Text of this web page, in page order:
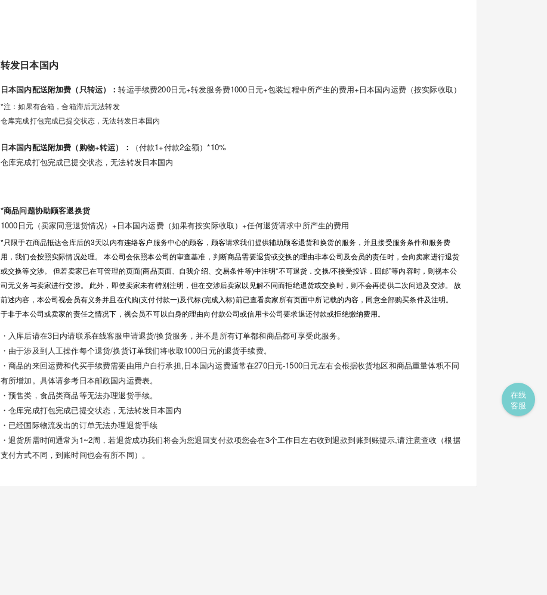
转发日本国内
日本国内配送附加费（只转运）：转运手续费200日元+转发服务费1000日元+包装过程中所产生的费用+日本国内运费（按实际收取）
*注：如果有合箱，合箱滞后无法转发
仓库完成打包完成已提交状态，无法转发日本国内
日本国内配送附加费（购物+转运）：
（付款1+付款2金额）*10%
仓库完成打包完成已提交状态，无法转发日本国内
*商品问题协助顾客退换货
1000日元（卖家同意退货情况）+日本国内运费（如果有按实际收取）+任何退货请求中所产生的费用
*只限于在商品抵达仓库后的3天以内有连络客户服务中心的顾客，顾客请求我们提供辅助顾客退货和换货的服务，并且接受服务条件和服务费
用，我们会按照实际情况处理。 本公司会依照本公司的审查基准，判断商品需要退货或交换的理由非本公司及会员的责任时，会向卖家进行退货
或交换等交涉。 但若卖家已在可管理的页面(商品页面、自我介绍、交易条件等)中注明“不可退货．交换/不接受投诉．回邮”等内容时，则视本公
司无义务与卖家进行交涉。 此外，即使卖家未有特别注明，但在交涉后卖家以见解不同而拒绝退货或交换时，则不会再提供二次问追及交涉。 故
前述内容，本公司视会员有义务并且在代购(支付付款一)及代标(完成入标)前已查看卖家所有页面中所记载的内容，同意全部购买条件及注明。
于非于本公司或卖家的责任之情况下，视会员不可以自身的理由向付款公司或信用卡公司要求退还付款或拒绝缴纳费用。
・入库后请在3日内请联系在线客服申请退货/换货服务，并不是所有订单都和商品都可享受此服务。
・由于涉及到人工操作每个退货/换货订单我们将收取1000日元的退货手续费。
・商品的来回运费和代买手续费需要由用户自行承担,日本国内运费通常在270日元-1500日元左右会根据收货地区和商品重量体积不同
有所增加。具体请参考日本邮政国内运费表。
・预售类，食品类商品等无法办理退货手续。
・仓库完成打包完成已提交状态，无法转发日本国内
・已经国际物流发出的订单无法办理退货手续
・退货所需时间通常为1~2周，若退货成功我们将会为您退回支付款项您会在3个工作日左右收到退款到账到账提示,请注意查收（根据
支付方式不同，到账时间也会有所不同）。
在线
客服